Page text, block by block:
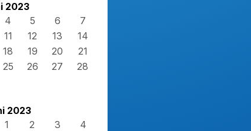
2023
4 5 6
7
11 12 13
14
18 19 20
21
25 26 27
28
2023
1
2 3
4